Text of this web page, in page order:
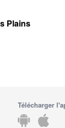
Plains
Télécharger